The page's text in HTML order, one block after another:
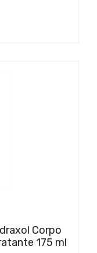
Corpo
175 ml